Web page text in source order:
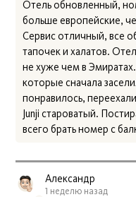
Отель обновленный,
больше европейские,
Сервис отличный, все
тапочек и халатов.
не хуже чем в
которые сначала
понравилось,
Junji староватый.
всего брать номер с
Александр
1 неделю назад